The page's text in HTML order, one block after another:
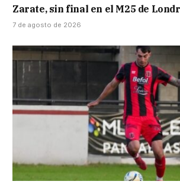
Zarate, sin final en el M25 de
7 de agosto de 2026